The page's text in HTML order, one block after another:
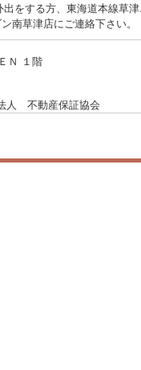
をする方、東海道本線草津
南草津店にご連絡下さい。
Ｎ １階
人 不動産保証協会